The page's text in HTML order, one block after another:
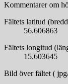
Kommentarer om
Fältets latitud
56.606863
Fältets longitud
15.603645
Bild över fältet (